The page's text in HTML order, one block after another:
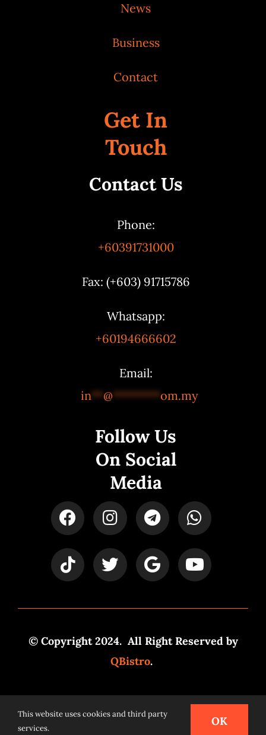
News
Business
Contact
Get In
Touch
Contact Us
Phone:
+60391731000
Fax: (+603) 91715786
Whatsapp:
+60194666602
Email:
in**@********om.my
Follow Us
On Social
Media
© Copyright 2024. All Right Reserved by
QBistro.
Powered bySyspro Digital
This website uses cookies and third party
services.
OK